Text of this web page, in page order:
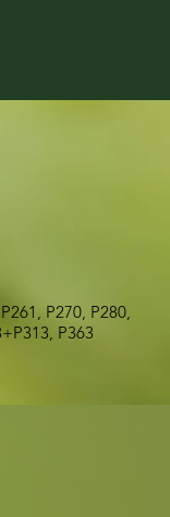
P270, P280,
P363